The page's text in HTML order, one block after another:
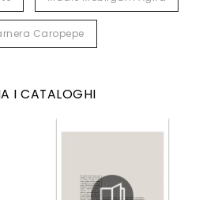
Caropepe
I CATALOGHI